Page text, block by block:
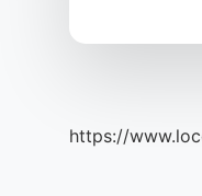
https://